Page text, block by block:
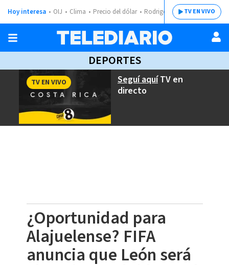
Hoy interesa OIJ Clima Precio del dólar Rodrigo ChavesTV EN VIVO
DEPORTES
Seguí aquíTV en
directo
TV EN VIVO
¿Oportunidad para
Alajuelense? FIFA
anuncia que León será